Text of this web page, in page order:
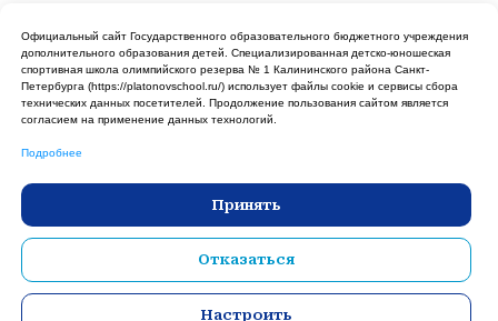
Официальный сайт Государственного образовательного бюджетного учреждения
дополнительного образования детей. Cпециализированная детско-юношеская
спортивная школа олимпийского резерва № 1 Калининского района Санкт-
Петербурга (https://platonovschool.ru/) использует файлы cookie и сервисы сбора
технических данных посетителей. Продолжение пользования сайтом является
согласием на применение данных технологий.
Подробнее
Принять
Отказаться
Настроить
Государственное бюджетное
учреждение дополнительного
образования спортивная школа
олимпийского резерва №1
Калининского района Санкт-
Петербурга имени В.А.Платонова
Санкт-Петербург, Гражданский пр. д.7 лит. А
МЕНЮ